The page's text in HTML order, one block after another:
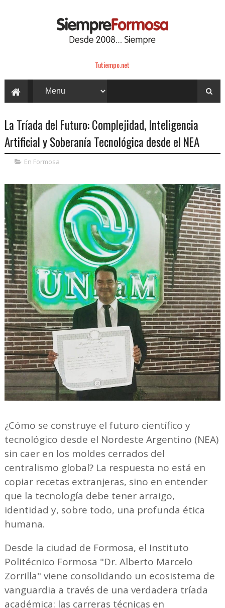
Tutiempo.net
La Tríada del Futuro: Complejidad, Inteligencia
Artificial y Soberanía Tecnológica desde el NEA
En Formosa
¿Cómo se construye el futuro científico y
tecnológico desde el Nordeste Argentino (NEA)
sin caer en los moldes cerrados del
centralismo global? La respuesta no está en
copiar recetas extranjeras, sino en entender
que la tecnología debe tener arraigo,
identidad y, sobre todo, una profunda ética
humana.
Desde la ciudad de Formosa, el Instituto
Politécnico Formosa "Dr. Alberto Marcelo
Zorrilla" viene consolidando un ecosistema de
vanguardia a través de una verdadera tríada
académica: las carreras técnicas en